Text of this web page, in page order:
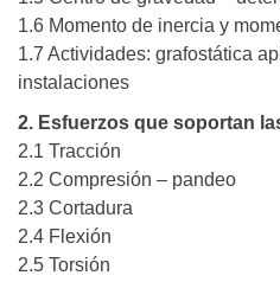
1.6 Momento de inercia y
1.7 Actividades: grafostática
instalaciones
2. Esfuerzos que soportan
2.1 Tracción
2.2 Compresión – pandeo
2.3 Cortadura
2.4 Flexión
2.5 Torsión